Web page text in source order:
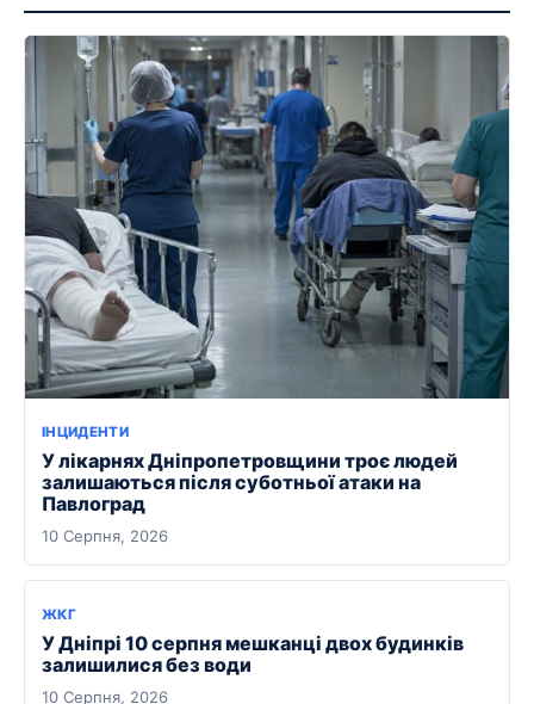
ІНЦИДЕНТИ
У лікарнях Дніпропетровщини троє людей
залишаються після суботньої атаки на
Павлоград
10 Серпня, 2026
ЖКГ
У Дніпрі 10 серпня мешканці двох будинків
залишилися без води
10 Серпня, 2026